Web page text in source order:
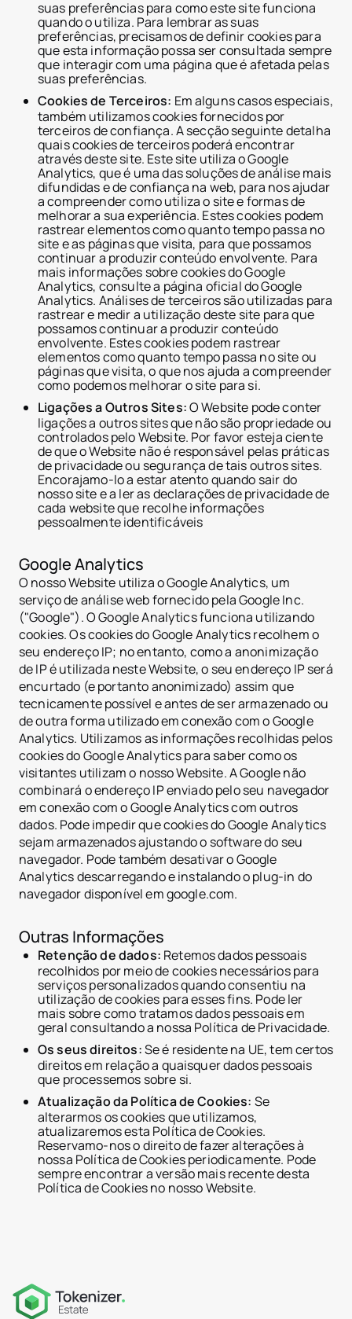
suas preferências para como este site funciona
quando o utiliza. Para lembrar as suas
preferências, precisamos de definir cookies para
que esta informação possa ser consultada sempre
que interagir com uma página que é afetada pelas
suas preferências.
Cookies de Terceiros: Em alguns casos especiais,
também utilizamos cookies fornecidos por
terceiros de confiança. A secção seguinte detalha
quais cookies de terceiros poderá encontrar
através deste site. Este site utiliza o Google
Analytics, que é uma das soluções de análise mais
difundidas e de confiança na web, para nos ajudar
a compreender como utiliza o site e formas de
melhorar a sua experiência. Estes cookies podem
rastrear elementos como quanto tempo passa no
site e as páginas que visita, para que possamos
continuar a produzir conteúdo envolvente. Para
mais informações sobre cookies do Google
Analytics, consulte a página oficial do Google
Analytics. Análises de terceiros são utilizadas para
rastrear e medir a utilização deste site para que
possamos continuar a produzir conteúdo
envolvente. Estes cookies podem rastrear
elementos como quanto tempo passa no site ou
páginas que visita, o que nos ajuda a compreender
como podemos melhorar o site para si.
Ligações a Outros Sites:O Website pode conter
ligações a outros sites que não são propriedade ou
controlados pelo Website. Por favor esteja ciente
de que o Website não é responsável pelas práticas
de privacidade ou segurança de tais outros sites.
Encorajamo-lo a estar atento quando sair do
nosso site e a ler as declarações de privacidade de
cada website que recolhe informações
pessoalmente identificáveis
Google Analytics
O nosso Website utiliza o Google Analytics, um
serviço de análise web fornecido pela Google Inc.
("Google"). O Google Analytics funciona utilizando
cookies. Os cookies do Google Analytics recolhem o
seu endereço IP; no entanto, como a anonimização
de IP é utilizada neste Website, o seu endereço IP será
encurtado (e portanto anonimizado) assim que
tecnicamente possível e antes de ser armazenado ou
de outra forma utilizado em conexão com o Google
Analytics. Utilizamos as informações recolhidas pelos
cookies do Google Analytics para saber como os
visitantes utilizam o nosso Website. A Google não
combinará o endereço IP enviado pelo seu navegador
em conexão com o Google Analytics com outros
dados. Pode impedir que cookies do Google Analytics
sejam armazenados ajustando o software do seu
navegador. Pode também desativar o Google
Analytics descarregando e instalando o plug-in do
navegador disponível em google.com.
Outras Informações
Retenção de dados: Retemos dados pessoais
recolhidos por meio de cookies necessários para
serviços personalizados quando consentiu na
utilização de cookies para esses fins. Pode ler
mais sobre como tratamos dados pessoais em
geral consultando a nossa Política de Privacidade.
Os seus direitos:Se é residente na UE, tem certos
direitos em relação a quaisquer dados pessoais
que processemos sobre si.
Atualização da Política de Cookies: Se
alterarmos os cookies que utilizamos,
atualizaremos esta Política de Cookies.
Reservamo-nos o direito de fazer alterações à
nossa Política de Cookies periodicamente. Pode
sempre encontrar a versão mais recente desta
Política de Cookies no nosso Website.
Promotores Imobiliários
Fundos de Investimento
Instituições Financeiras
Indivíduos com Elevado
Albânia
Croácia
França
Geórgia
Alemanha
Grécia
Indonésia
Itália
Luxemburgo
Montenegro
Países Baixos
Portugal
Arábia Saudita
Sérvia
Espanha
Suíça
Tailândia
Emirados Árabes Unidos
Vietname
Mundial
Casos de uso
Como funciona a